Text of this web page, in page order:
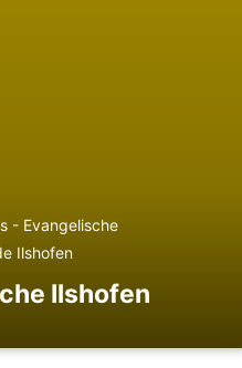
- Evangelische
Ilshofen
Ilshofen